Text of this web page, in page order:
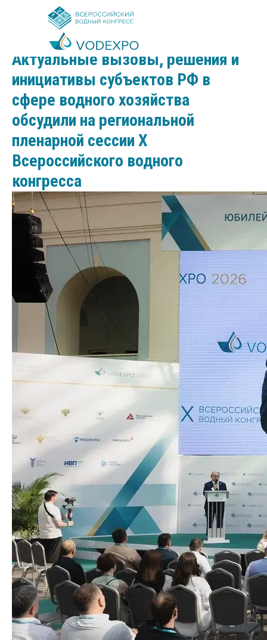
2026-05-21 15:00
Актуальные вызовы, решения и
инициативы субъектов РФ в
сфере водного хозяйства
обсудили на региональной
пленарной сессии X
Всероссийского водного
конгресса